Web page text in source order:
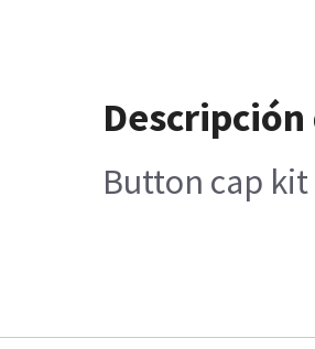
Button cap kit